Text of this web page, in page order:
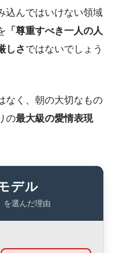
込んではいけない領域
「尊重すべき一人の人
しさではないでしょう
なく、朝の大切なもの
の最大級の愛情表現
デル
を選んだ理由